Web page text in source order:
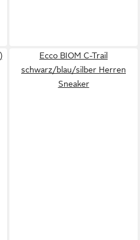
Ecco BIOM C-Trail
schwarz/blau/silber Herren
Sneaker